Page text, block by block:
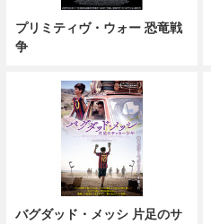
プリミティヴ・ウォー 恐竜戦
争
バグダッド・メッシ 片足のサ